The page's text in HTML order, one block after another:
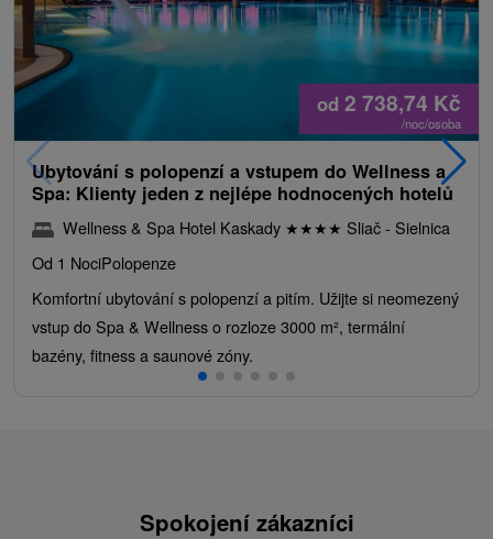
od 2 738,74 Kč
/noc/osoba
Ubytování s polopenzí a vstupem do Wellness a
Spa: Klienty jeden z nejlépe hodnocených hotelů
Wellness & Spa Hotel Kaskady ★★★★ Sliač - Sielnica
Od 1 NociPolopenze
Komfortní ubytování s polopenzí a pitím. Užijte si neomezený
vstup do Spa & Wellness o rozloze 3000 m², termální
bazény, fitness a saunové zóny.
Spokojení zákazníci